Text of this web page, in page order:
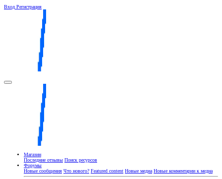
Вход Регистрация
Магазин
Последние отзывы Поиск ресурсов
Форумы
Новые сообщения Что нового? Featured content Новые медиа Новые комментарии к медиа